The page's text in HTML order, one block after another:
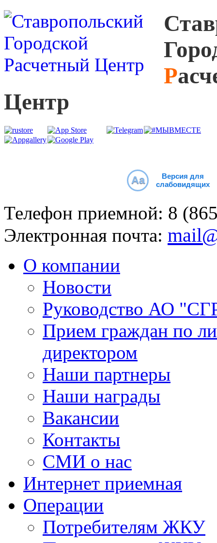
С
Г
Р
Центр
Aa
Версия для
слабовидящих
Телефон приемной: 8
Электронная почта:
О компании
Новости
Руководство АО
Прием граждан по
директором
Наши партнеры
Наши награды
Вакансии
Контакты
СМИ о нас
Интернет приемная
Операции
Потребителям ЖКУ